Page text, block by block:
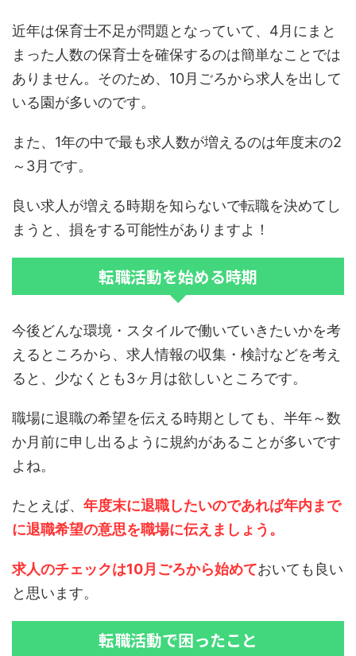
近年は保育士不足が問題となっていて、4月にまと
まった人数の保育士を確保するのは簡単なことでは
ありません。そのため、10月ごろから求人を出して
いる園が多いのです。
また、1年の中で最も求人数が増えるのは年度末の2
～3月です。
良い求人が増える時期を知らないで転職を決めてし
まうと、損をする可能性がありますよ！
転職活動を始める時期
今後どんな環境・スタイルで働いていきたいかを考
えるところから、求人情報の収集・検討などを考え
ると、少なくとも3ヶ月は欲しいところです。
職場に退職の希望を伝える時期としても、半年～数
か月前に申し出るように規約があることが多いです
よね。
たとえば、 年度末に退職したいのであれば年内まで
に退職希望の意思を職場に伝えましょう。
求人のチェックは10月ごろから始めておいても良い
と思います。
転職活動で困ったこと